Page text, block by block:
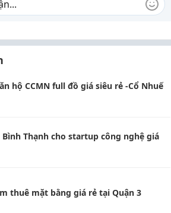
hộ CCMN full đồ giá siêu rẻ -Cổ Nhuế
Thạnh cho startup công nghệ giá
thuê mặt bằng giá rẻ tại Quận 3